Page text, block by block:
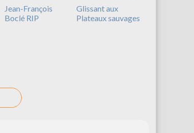
Jean-François
Boclé RIP
Glissant aux
Plateaux sauvages